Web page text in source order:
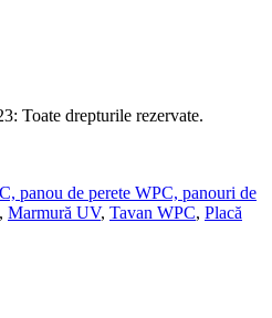
Toate drepturile rezervate.
panou de perete WPC, panouri de
, Marmură UV, Tavan WPC, Placă